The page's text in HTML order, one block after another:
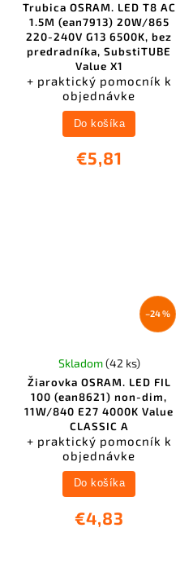
Trubica OSRAM. LED T8 AC
1.5M (ean7913) 20W/865
220-240V G13 6500K, bez
predradníka, SubstiTUBE
Value X1
+ praktický pomocník k
objednávke
€5,81
Do košíka
–24 %
Žiarovka OSRAM. LED FIL
100 (ean8621) non-dim,
11W/840 E27 4000K Value
CLASSIC A
+ praktický pomocník k
objednávke
Skladom(42 ks)
€4,83
Do košíka